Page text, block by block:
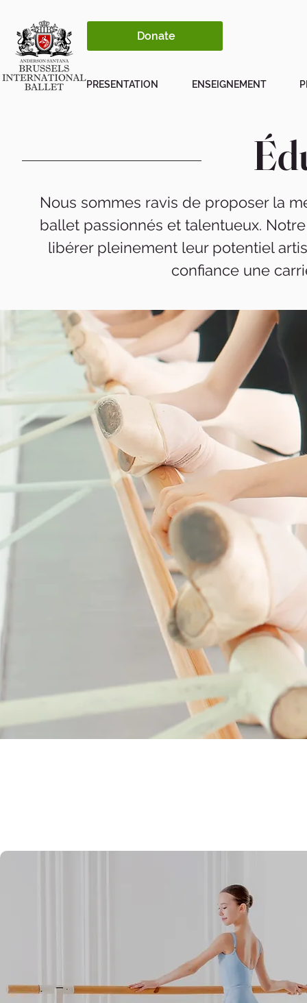
Donate
PRESENTATION ENSEIGNEMENT
Nous sommes ravis de proposer la
ballet passionnés et talentueux.
libérer pleinement leur potentiel
confiance une